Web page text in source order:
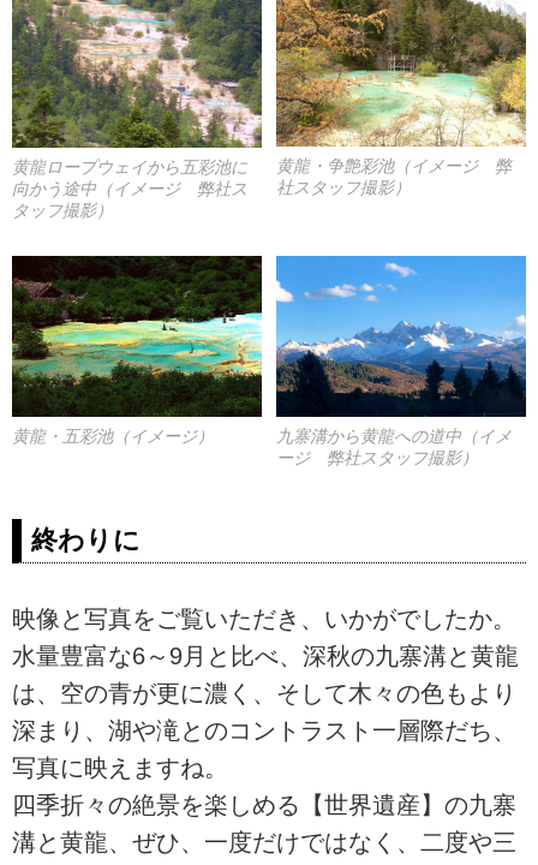
黄龍・争艶彩池（イメージ 弊
社スタッフ撮影）
黄龍ロープウェイから五彩池に
向かう途中（イメージ 弊社ス
タッフ撮影）
九寨溝から黄龍への道中（イメ
ージ 弊社スタッフ撮影）
黄龍・五彩池（イメージ）
終わりに
映像と写真をご覧いただき、いかがでしたか。
水量豊富な6～9月と比べ、深秋の九寨溝と黄龍
は、空の青が更に濃く、そして木々の色もより
深まり、湖や滝とのコントラスト一層際だち、
写真に映えますね。
四季折々の絶景を楽しめる【世界遺産】の九寨
溝と黄龍、ぜひ、一度だけではなく、二度や三